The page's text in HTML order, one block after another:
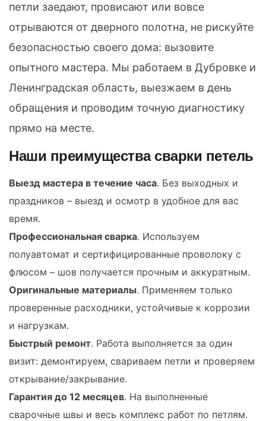
петли заедают, провисают или вовсе
отрываются от дверного полотна, не рискуйте
безопасностью своего дома: вызовите
опытного мастера. Мы работаем в Дубровке и
Ленинградская область, выезжаем в день
обращения и проводим точную диагностику
прямо на месте.
Наши преимущества сварки петель
Выезд мастера в течение часа. Без выходных и
праздников – выезд и осмотр в удобное для вас
время.
Профессиональная сварка. Используем
полуавтомат и сертифицированные проволоку с
флюсом – шов получается прочным и аккуратным.
Оригинальные материалы. Применяем только
проверенные расходники, устойчивые к коррозии
и нагрузкам.
Быстрый ремонт. Работа выполняется за один
визит: демонтируем, свариваем петли и проверяем
открывание/закрывание.
Гарантия до 12 месяцев. На выполненные
сварочные швы и весь комплекс работ по петлям.